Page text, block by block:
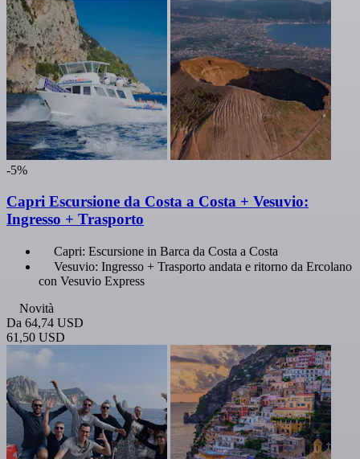
-5%
Capri Escursione da Costa a Costa + Vesuvio:
Ingresso + Trasporto
Capri: Escursione in Barca da Costa a Costa
Vesuvio: Ingresso + Trasporto andata e ritorno da Ercolano
con Vesuvio Express
Novità
Da 64,74 USD
61,50 USD